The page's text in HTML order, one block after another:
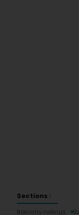
Sections :
Balcony railings